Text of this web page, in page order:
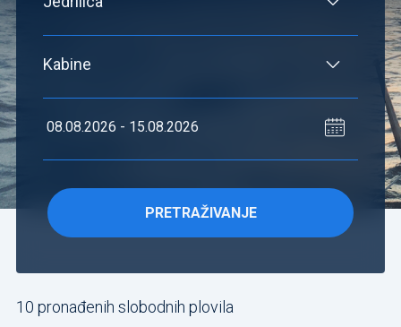
Fleksibilnost:
PRETRAŽIVANJE
Uključi i
koja
10 pronađenih slobodnih plovila